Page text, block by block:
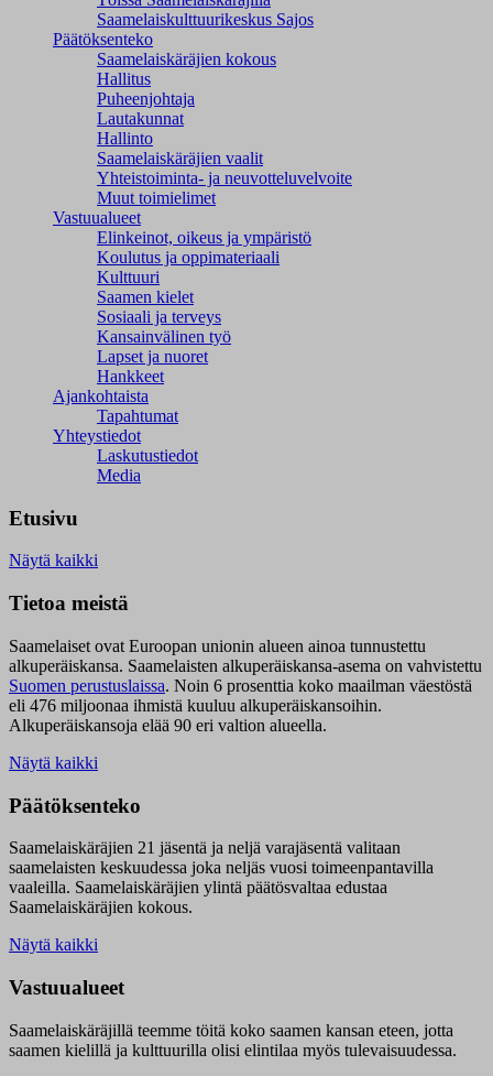
Saamelaiskulttuuri­keskus Sajos
Päätöksenteko
Saamelaiskäräjien kokous
Hallitus
Puheenjohtaja
Lautakunnat
Hallinto
Saamelaiskäräjien vaalit
Yhteistoiminta- ja neuvotteluvelvoite
Muut toimielimet
Vastuualueet
Elinkeinot, oikeus ja ympäristö
Koulutus ja oppimateriaali
Kulttuuri
Saamen kielet
Sosiaali ja terveys
Kansainvälinen työ
Lapset ja nuoret
Hankkeet
Ajankohtaista
Tapahtumat
Yhteystiedot
Laskutustiedot
Media
Etusivu
Näytä kaikki
Tietoa meistä
Saamelaiset ovat Euroopan unionin alueen ainoa tunnustettu
alkuperäiskansa. Saamelaisten alkuperäiskansa-asema on vahvistettu
Suomen perustuslaissa. Noin 6 prosenttia koko maailman väestöstä
eli 476 miljoonaa ihmistä kuuluu alkuperäiskansoihin.
Alkuperäiskansoja elää 90 eri valtion alueella.
Näytä kaikki
Päätöksenteko
Saamelaiskäräjien 21 jäsentä ja neljä varajäsentä valitaan
saamelaisten keskuudessa joka neljäs vuosi toimeenpantavilla
vaaleilla. Saamelaiskäräjien ylintä päätösvaltaa edustaa
Saamelaiskäräjien kokous.
Näytä kaikki
Vastuualueet
Saamelaiskäräjillä teemme töitä koko saamen kansan eteen, jotta
saamen kielillä ja kulttuurilla olisi elintilaa myös tulevaisuudessa.